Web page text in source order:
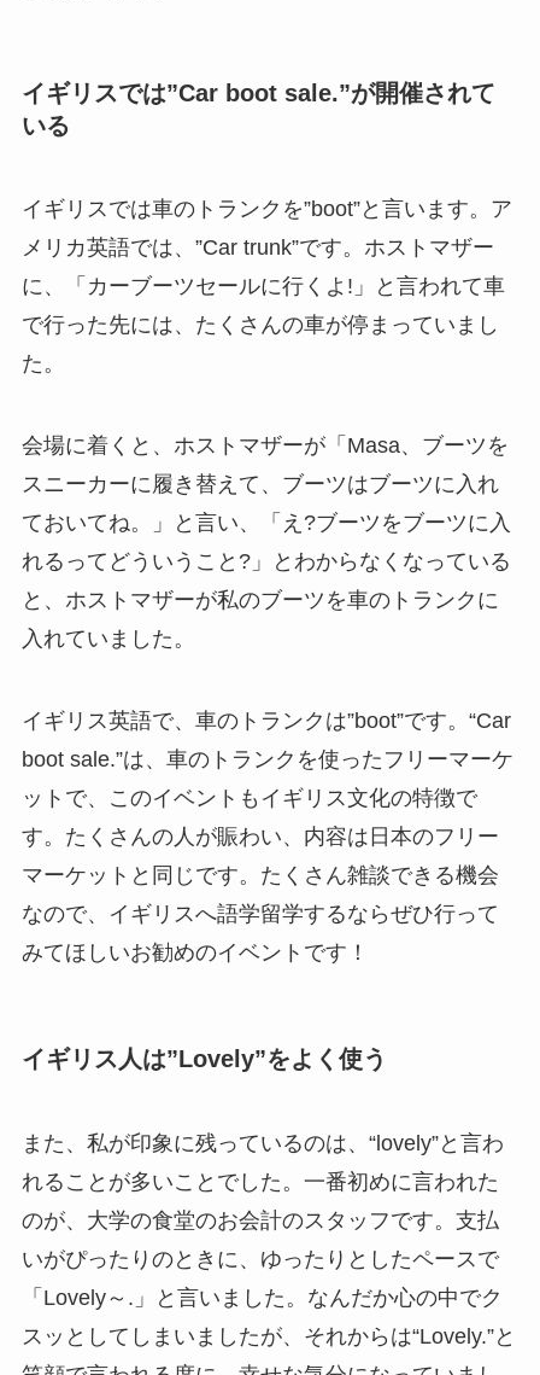
イギリスでは”Car boot sale.”が開催されて
いる
イギリスでは車のトランクを”boot”と言います。 ア
メリカ英語では、”Car trunk”です。ホストマザー
に、「カーブーツセールに行くよ!」と言われて車
で行った先には、たくさんの車が停まっていまし
た。
会場に着くと、ホストマザーが「Masa、ブーツを
スニーカーに履き替えて、ブーツはブーツに入れ
ておいてね。」と言い、「え?ブーツをブーツに入
れるってどういうこと?」とわからなくなっている
と、ホストマザーが私のブーツを車のトランクに
入れていました。
イギリス英語で、車のトランクは”boot”です。 “Car
boot sale.”は、車のトランクを使ったフリーマーケ
ット で、このイベントもイギリス文化の特徴で
す。たくさんの人が賑わい、内容は日本のフリー
マーケットと同じです。 たくさん雑談できる機会
なので、イギリスへ語学留学するならぜひ行って
みてほしいお勧めのイベントです！
イギリス人は”Lovely”をよく使う
また、私が印象に残っているのは、 “lovely”と言わ
れることが多いこと でした。一番初めに言われた
のが、大学の食堂のお会計のスタッフです。支払
いがぴったりのときに、ゆったりとしたペースで
「Lovely～.」と言いました。なんだか心の中でク
スッとしてしまいましたが、それからは“Lovely.”と